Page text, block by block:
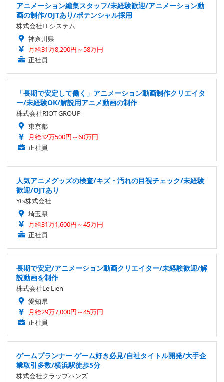
アニメーション編集スタッフ/未経験歓迎/アニメーション動
画の制作/OJTあり/ポテンシャル採用
株式会社ELシステム
神奈川県
月給31万8,200円～58万円
正社員
「長期で安定して働く」アニメーション動画制作クリエイタ
ー/未経験OK/解説用アニメ動画の制作
株式会社RIOT GROUP
東京都
月給32万500円～60万円
正社員
人気アニメグッズの検査/キズ・汚れの目視チェック/未経験
歓迎/OJTあり
Yts株式会社
埼玉県
月給31万1,600円～45万円
正社員
長期で安定/アニメーション動画クリエイター/未経験歓迎/解
説動画を制作
株式会社Le Lien
愛知県
月給29万7,000円～45万円
正社員
ゲームプランナー ゲーム好き必見/自社タイトル開発/大手企
業取引多数/横浜駅徒歩5分
株式会社クラップハンズ